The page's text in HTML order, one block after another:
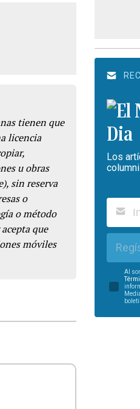
tienen que
licencia
u obras
sin reserva
o
o método
que
móviles
Los
Al